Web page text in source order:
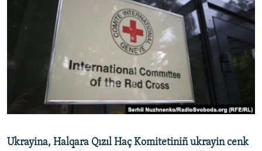
FİKİR
Українською
Ukrayina, Halqara Qızıl Haç Komitetiniñ ukrayin cenk